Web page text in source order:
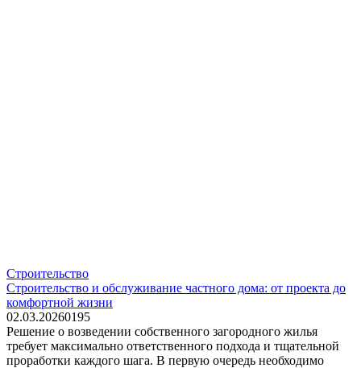
Строительство
Строительство и обслуживание частного дома: от проекта до
комфортной жизни
02.03.20260195
Решение о возведении собственного загородного жилья
требует максимально ответственного подхода и тщательной
проработки каждого шага. В первую очередь необходимо